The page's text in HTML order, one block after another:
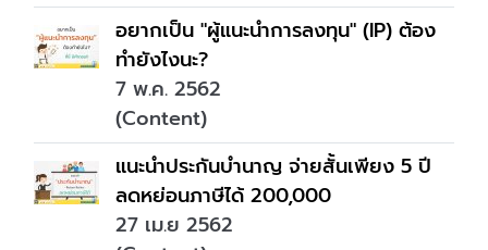
อยากเป็น "ผู้แนะนำการลงทุน" (IP) ต้อง
ทำยังไงนะ?
7 พ.ค. 2562
(Content)
แนะนำประกันบำนาญ จ่ายสั้นเพียง 5 ปี
ลดหย่อนภาษีได้ 200,000
27 เม.ย 2562